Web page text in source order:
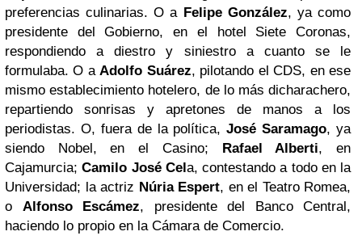
preferencias culinarias. O a Felipe González, ya como
presidente del Gobierno, en el hotel Siete Coronas,
respondiendo a diestro y siniestro a cuanto se le
formulaba. O aAdolfo Suárez, pilotando el CDS, en ese
mismo establecimiento hotelero, de lo más dicharachero,
repartiendo sonrisas y apretones de manos a los
periodistas. O, fuera de la política,José Saramago, ya
siendo Nobel, en el Casino;
Rafael Alberti, en
Cajamurcia;Camilo José Cel a, contestando a todo en la
Universidad; la actriz Núria Espert, en el Teatro Romea,
o Alfonso Escámez, presidente del Banco Central,
haciendo lo propio en la Cámara de Comercio.